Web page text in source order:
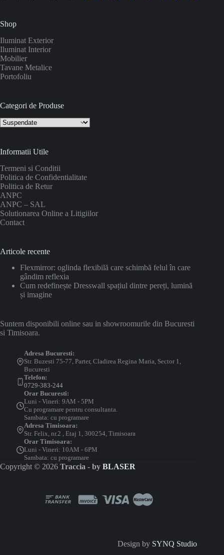
Shop
Iluminat Exterior
Iluminat Interior
Mobilier
Tavane Metalice
Portofoliu
Categori de Produse
Informatii Utile
Termeni si Conditii
Politica de Confidentialitate
Politica de Retur
ANPC
ANPC – SAL
Solutionarea Online a Litigiilor
Contact
Articole recente
Flexmirror: oglinda flexibilă care schimbă felul în care
gândim reflexia
Cum redefinește Dresswall spațiul dintre pereți, lumină
și imagine
Suntem disponibili online sau in showroomurile din Bucuresti
si Timisoara.
Adresa Bucuresti:
Str. Buzesti 75-77, Parter, Cladirea Regina Maria, Sector 1,
Bucuresti
Telefon:
0729-383-244
Orar Bucuresti:
Luni - Vineri: 9AM - 5PM
Cu programare pentru consultanta.
Sambata: cu programare
Adresa Timisoara:
Str. Felix, nr.2 , Etaj 1, 300254, Timisoara
Orar Timisoara:
Luni - Vineri: 10AM - 6PM
Sambata: cu programare
Copyright © 2026 Traccia - by BLASER
Design by SYNQ Studio